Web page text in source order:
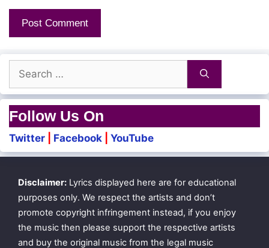
Search
for:
Follow Us On
Twitter Facebook YouTube
Disclaimer: Lyrics displayed here are for educational
purposes only. We respect the artists and don’t
promote copyright infringement instead, if you enjoy
the music then please support the respective artists
and buy the original music from the legal music